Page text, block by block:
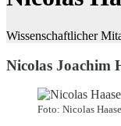
Wissenschaftlicher
Nicolas Joachim
Foto: Nicolas Haase